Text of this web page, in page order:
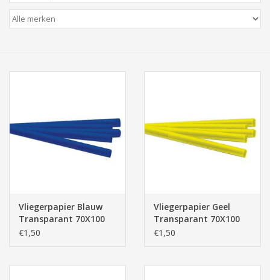
Zeeuws/Streek
Elektra
Speelgoed & hobby
Cadeau & feest
Contact/Locatie
Vliegerpapier Blauw
Transparant 70X100
cm 1 rol
€1,50
Vliegerpapier Geel
Transparant 70X100
cm 1 rol
€1,50